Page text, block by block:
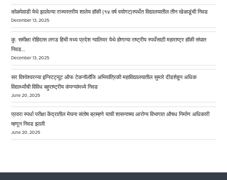
कोळपेवाडी येथे झालेल्या राज्यस्तरीय शालेय हॉकी (१४ वर्ष वयोगट)स्पर्धेत विद्यालयातील तीन खेळाडूंची निवड
December 13, 2025
कु. समीक्षा रोहिदास लगड हिची मध्य प्रदेश ग्वालियर येथे होणाऱ्या राष्ट्रीय स्पर्धेसाठी महाराष्ट्र हॉकी संघात
निवड…
December 13, 2025
सर विश्वेश्वरय्या इन्स्टिट्यूट ऑफ टेकनॉलॉजि अभियांत्रिकी महाविद्यालयातील सुमारे दीडशेहून अधिक
विद्यार्थ्यांची विविध बहुराष्ट्रीय कंपन्यांमध्ये निवड
June 20, 2025
प्रवरा स्पर्धा परीक्षा केंद्रातील मेघना संतोष ब्राम्हणे याची शासनाच्या आरोग्य विभागात औषध निर्माण अधिकारी
म्हणून निवड झाली
June 20, 2025